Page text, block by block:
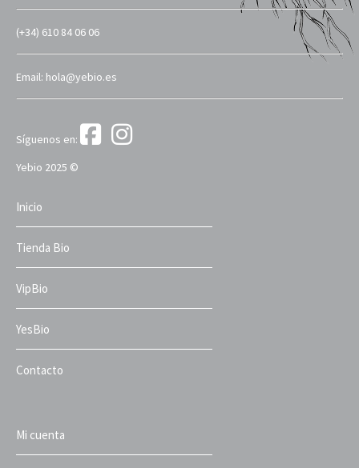
(+34) 610 84 06 06
Email: hola@yebio.es
Síguenos en:
Yebio 2025 ©
Inicio
Tienda Bio
VipBio
YesBio
Contacto
Mi cuenta